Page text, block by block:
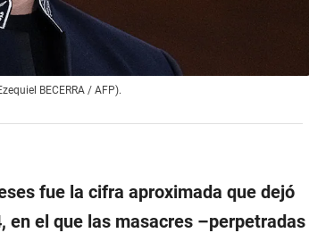
BECERRA / AFP).
fue la cifra aproximada que dejó
en el que las masacres –perpetradas